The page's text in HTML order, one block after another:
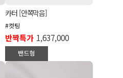
카터 [안쪽막음]
#컷팅
반짝특가 1,637,000